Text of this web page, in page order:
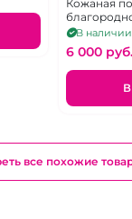
Кожаная
расцветки
В
6 000 pуб.
все похожие